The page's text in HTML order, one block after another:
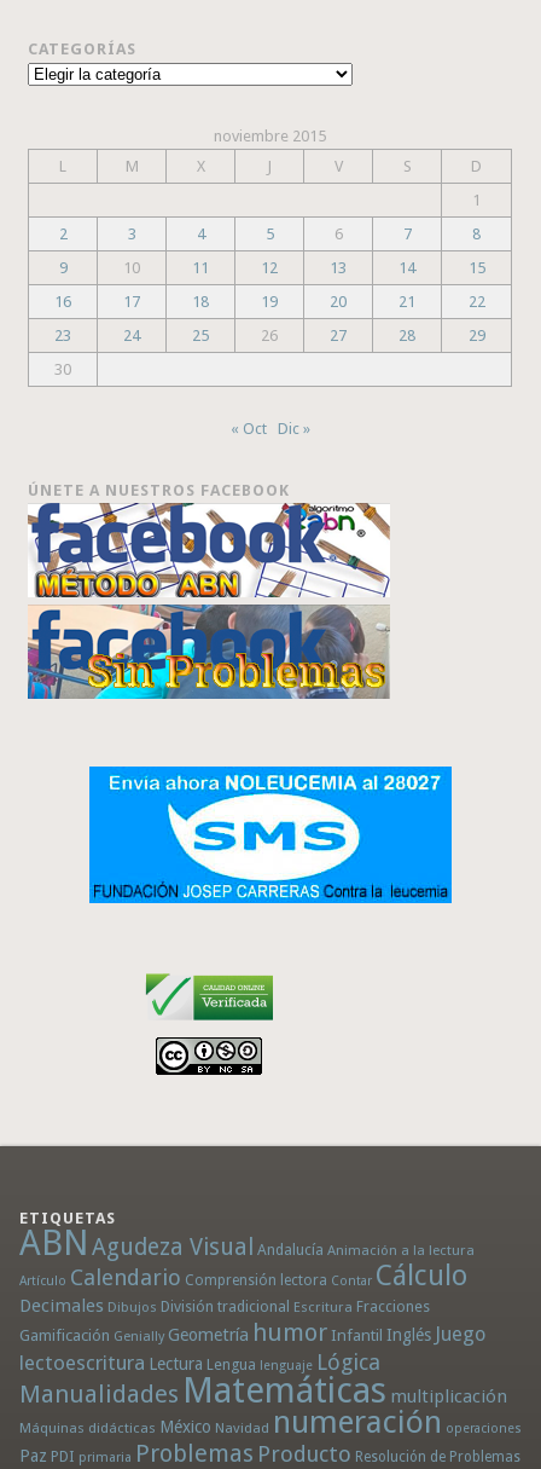
CATEGORÍAS
Categorías
noviembre 2015
L
M X J V S
D
1
2
3 4 5 6 7
8
9
10 11 12 13 14
15
16
17 18 19 20 21
22
23
24 25 26 27 28
29
30
« Oct Dic »
ÚNETE A NUESTROS FACEBOOK
ETIQUETAS
ABN Agudeza Visual Andalucía Animación a la lectura
Artículo Calendario Comprensión lectora Contar Cálculo
Decimales Dibujos División tradicional Escritura Fracciones
Gamificación Genially Geometría humor Infantil Inglés Juego
lectoescritura Lectura Lengua lenguaje Lógica
Manualidades Matemáticas multiplicación
Máquinas didácticas México Navidad numeración operaciones
Paz PDI primaria Problemas Producto Resolución de Problemas